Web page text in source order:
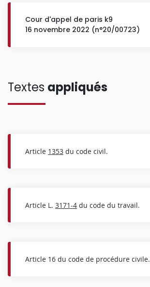
Cour d'appel de paris k9
16 novembre 2022 (n°20/00723)
Textes appliqués
Article 1353 du code civil.
Article L. 3171-4 du code du travail.
Article 16 du code de procédure civile.